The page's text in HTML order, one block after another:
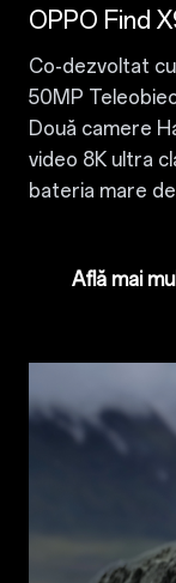
OPPO Find
Co-dezvoltat
50MP
Două camere
video 8K ultra
bateria mare
Află mai